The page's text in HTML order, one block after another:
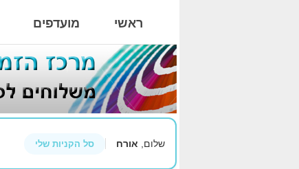
ראשי מועדפים
שלום, אורח סל הקניות שלי